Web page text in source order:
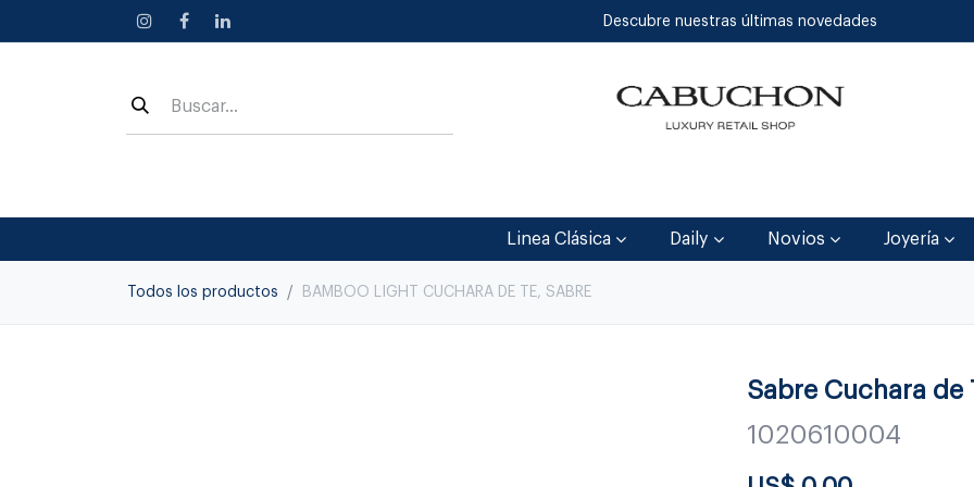
Descubre nuestras últimas novedades
Linea Clásica Daily Novios Joyería
Todos los productos BAMBOO LIGHT CUCHARA DE TE, SABRE
Sabre Cuchara de
1020610004